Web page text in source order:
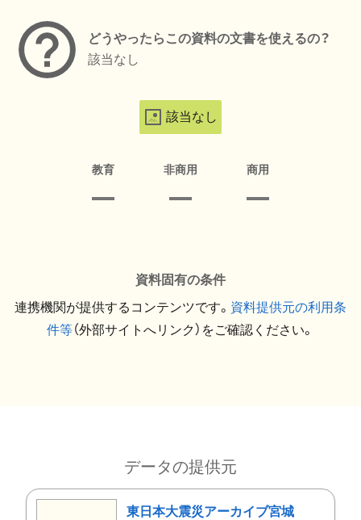
どうやったらこの資料の文書を使えるの？
該当なし
該当なし
教育 非商用 商用
資料固有の条件
連携機関が提供するコンテンツです。 資料提供元の利用条
件等（外部サイトへリンク）をご確認ください。
データの提供元
東日本大震災アーカイブ宮城